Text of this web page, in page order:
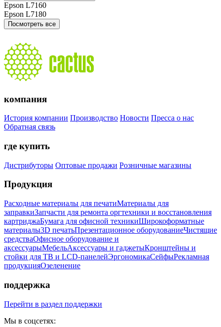
Epson L7160
Epson L7180
Посмотреть все
компания
История компании Производство Новости Пресса о нас
Обратная связь
где купить
Дистрибуторы Оптовые продажи Розничные магазины
Продукция
Расходные материалы для печатиМатериалы для
заправкиЗапчасти для ремонта оргтехники и восстановления
картриджаБумага для офисной техникиШирокоформатные
материалы3D печатьПрезентационное оборудованиеЧистящие
средстваОфисное оборудование и
аксессуарыМебельАксессуары и гаджетыКронштейны и
стойки для ТВ и LCD-панелейЭргономикаСейфыРекламная
продукцияОзеленение
поддержка
Перейти в раздел поддержки
Мы в соцсетях: